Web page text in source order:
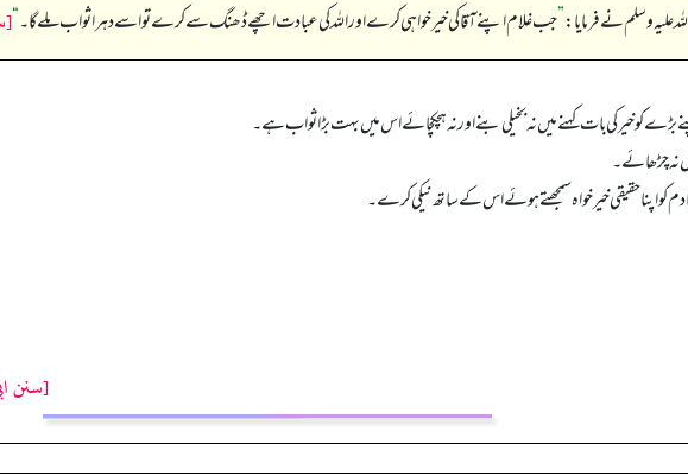
علیہ وسلم نے فرمایا:”جب غلام اپنے آقا کی خیر خواہی کرے اور اللہ کی عبادت اچھے ڈھنگ سے کرے تو اسے دہرا ثواب ملے گا۔‏‏‏‏“
کو خیر کی بات کہنے میں نہ بخیلی بنے اور نہ ہچکچائے اس میں بہت بڑا ثواب ہے۔
نہ چڑھائے۔
کو اپنا حقیقی خیر خواہ سمجھتے ہوئے اس کے ساتھ نیکی کرے۔
[سنن